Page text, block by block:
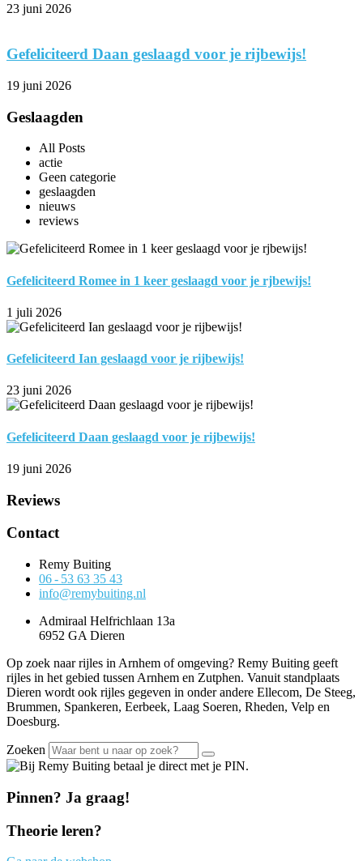
23 juni 2026
Gefeliciteerd Daan geslaagd voor je rijbewijs!
19 juni 2026
Geslaagden
All Posts
actie
Geen categorie
geslaagden
nieuws
reviews
Gefeliciteerd Romee in 1 keer geslaagd voor je rjbewijs!
1 juli 2026
Gefeliciteerd Ian geslaagd voor je rijbewijs!
23 juni 2026
Gefeliciteerd Daan geslaagd voor je rijbewijs!
19 juni 2026
Reviews
Contact
Remy Buiting
06 - 53 63 35 43
info@remybuiting.nl
Admiraal Helfrichlaan 13a
6952 GA Dieren
Op zoek naar rijles in Arnhem of omgeving? Remy Buiting geeft
rijles in het gebied tussen Arnhem en Zutphen. Vanuit standplaats
Dieren wordt ook rijles gegeven in onder andere Ellecom, De Steeg,
Brummen, Spankeren, Eerbeek, Laag Soeren, Rheden, Velp en
Doesburg.
Zoeken
Pinnen? Ja graag!
Theorie leren?